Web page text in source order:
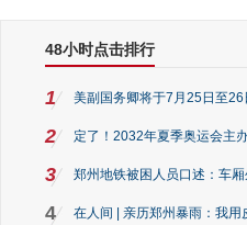
48小时点击排行
1 美副国务卿将于7月25日至26
2 定了！2032年夏季奥运会主
3 郑州地铁被困人员口述：车
4 在人间 | 亲历郑州暴雨：我用